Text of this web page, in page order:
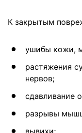
К закрытым
ушибы кожи,
растяжения
нервов;
сдавли­вание
разрывы
вывихи;